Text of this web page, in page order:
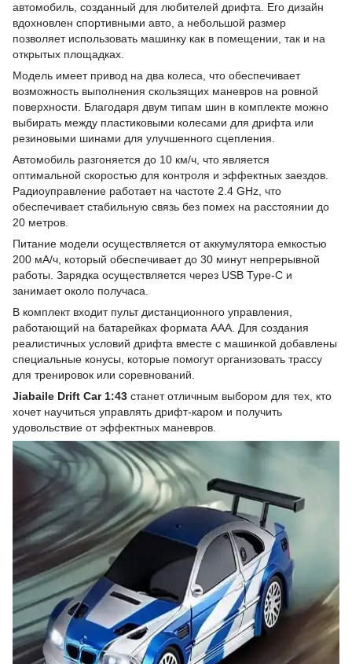
автомобиль, созданный для любителей дрифта. Его дизайн
вдохновлен спортивными авто, а небольшой размер
позволяет использовать машинку как в помещении, так и на
открытых площадках.
Модель имеет привод на два колеса, что обеспечивает
возможность выполнения скользящих маневров на ровной
поверхности. Благодаря двум типам шин в комплекте можно
выбирать между пластиковыми колесами для дрифта или
резиновыми шинами для улучшенного сцепления.
Автомобиль разгоняется до 10 км/ч, что является
оптимальной скоростью для контроля и эффектных заездов.
Радиоуправление работает на частоте 2.4 GHz, что
обеспечивает стабильную связь без помех на расстоянии до
20 метров.
Питание модели осуществляется от аккумулятора емкостью
200 мА/ч, который обеспечивает до 30 минут непрерывной
работы. Зарядка осуществляется через USB Type-C и
занимает около получаса.
В комплект входит пульт дистанционного управления,
работающий на батарейках формата AAA. Для создания
реалистичных условий дрифта вместе с машинкой добавлены
специальные конусы, которые помогут организовать трассу
для тренировок или соревнований.
Jiabaile Drift Car 1:43 станет отличным выбором для тех, кто
хочет научиться управлять дрифт-каром и получить
удовольствие от эффектных маневров.